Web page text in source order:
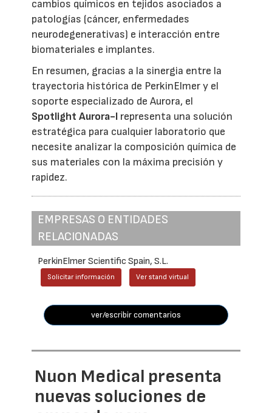
cambios químicos en tejidos asociados a
patologías (cáncer, enfermedades
neurodegenerativas) e interacción entre
biomateriales e implantes.
En resumen, gracias a la sinergia entre la
trayectoria histórica de PerkinElmer y el
soporte especializado de Aurora, el
Spotlight Aurora-I representa una solución
estratégica para cualquier laboratorio que
necesite analizar la composición química de
sus materiales con la máxima precisión y
rapidez.
EMPRESAS O ENTIDADES
RELACIONADAS
PerkinElmer Scientific Spain, S.L.
Solicitar información Ver stand virtual
ver/escribir comentarios
Nuon Medical presenta
nuevas soluciones de